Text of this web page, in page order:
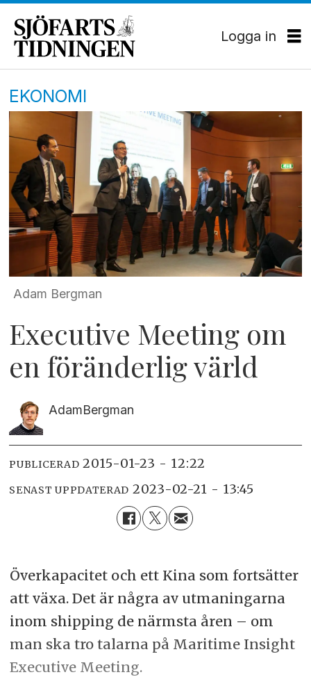
Logga in
EKONOMI
Adam Bergman
Executive Meeting om
en föränderlig värld
AdamBergman
PUBLICERAD 2015-01-23 - 12:22
SENAST UPPDATERAD 2023-02-21 - 13:45
Överkapacitet och ett Kina som fortsätter
att växa. Det är några av utmaningarna
inom shipping de närmsta åren – om
man ska tro talarna på Maritime Insight
Executive Meeting.